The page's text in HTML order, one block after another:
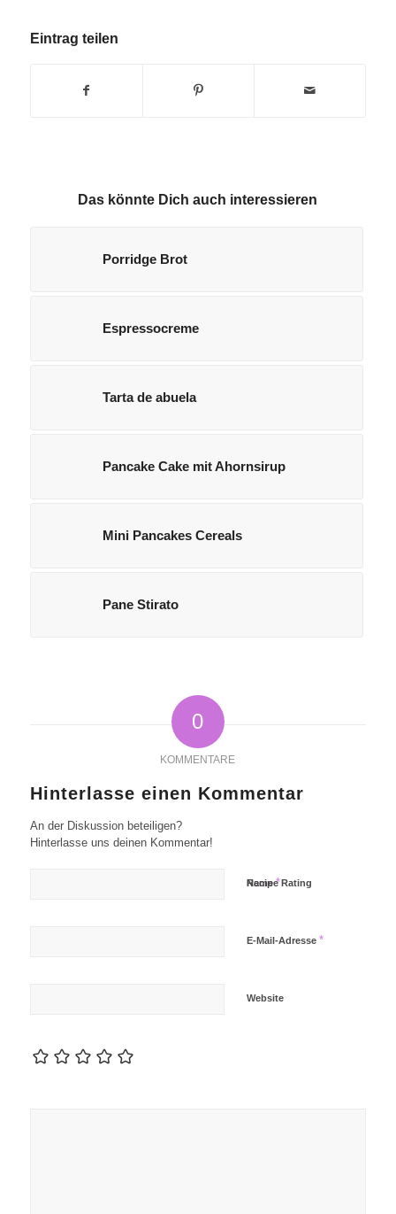
Eintrag teilen
Das könnte Dich auch interessieren
Porridge Brot
Espressocreme
Tarta de abuela
Pancake Cake mit Ahornsirup
Mini Pancakes Cereals
Pane Stirato
0
KOMMENTARE
Hinterlasse einen Kommentar
An der Diskussion beteiligen?
Hinterlasse uns deinen Kommentar!
Name*
E-Mail-Adresse *
Website
Recipe Rating